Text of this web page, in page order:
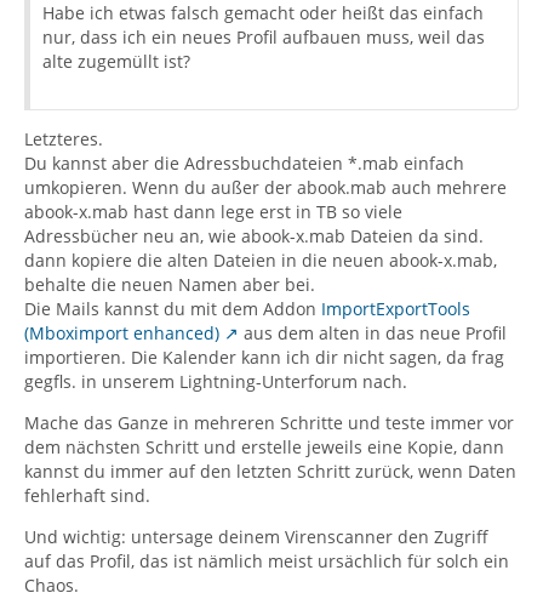
Habe ich etwas falsch gemacht oder heißt das einfach
nur, dass ich ein neues Profil aufbauen muss, weil das
alte zugemüllt ist?
Letzteres.
Du kannst aber die Adressbuchdateien *.mab einfach
umkopieren. Wenn du außer der abook.mab auch mehrere
abook-x.mab hast dann lege erst in TB so viele
Adressbücher neu an, wie abook-x.mab Dateien da sind.
dann kopiere die alten Dateien in die neuen abook-x.mab,
behalte die neuen Namen aber bei.
Die Mails kannst du mit dem Addon ImportExportTools
(Mboximport enhanced)
aus dem alten in das neue Profil
importieren. Die Kalender kann ich dir nicht sagen, da frag
gegfls. in unserem Lightning-Unterforum nach.
Mache das Ganze in mehreren Schritte und teste immer vor
dem nächsten Schritt und erstelle jeweils eine Kopie, dann
kannst du immer auf den letzten Schritt zurück, wenn Daten
fehlerhaft sind.
Und wichtig: untersage deinem Virenscanner den Zugriff
auf das Profil, das ist nämlich meist ursächlich für solch ein
Chaos.